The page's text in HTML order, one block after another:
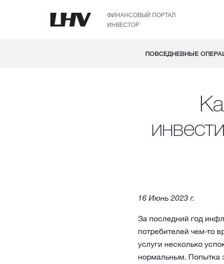
ФИНАНСОВЫЙ ПОРТАЛ
ИНВЕСТОР
ПОВСЕДНЕВНЫЕ
16 Июнь 2023 г.
За последний год
потребителей чем-то
услуги несколько
нормальным. Попытка